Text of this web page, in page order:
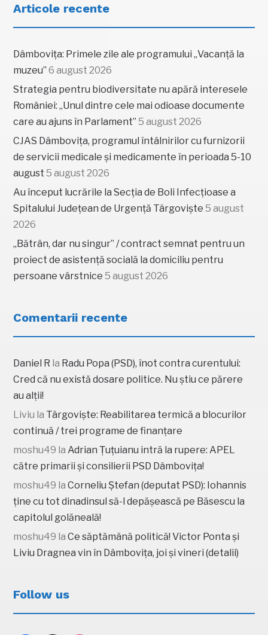
Articole recente
Dâmbovița: Primele zile ale programului „Vacanță la
muzeu” 6 august 2026
Strategia pentru biodiversitate nu apără interesele
României: „Unul dintre cele mai odioase documente
care au ajuns în Parlament” 5 august 2026
CJAS Dâmbovița, programul întâlnirilor cu furnizorii
de servicii medicale și medicamente în perioada 5-10
august 5 august 2026
Au început lucrările la Secția de Boli Infecțioase a
Spitalului Județean de Urgență Târgoviște 5 august
2026
„Bătrân, dar nu singur” / contract semnat pentru un
proiect de asistență socială la domiciliu pentru
persoane vârstnice 5 august 2026
Comentarii recente
Daniel R la Radu Popa (PSD), înot contra curentului:
Cred că nu există dosare politice. Nu știu ce părere
au alții!
Liviu la Târgoviște: Reabilitarea termică a blocurilor
continuă / trei programe de finanțare
moshu49 laAdrian Țuțuianu intră la rupere: APEL
către primarii și consilierii PSD Dâmbovița!
moshu49 laCorneliu Ștefan (deputat PSD): Iohannis
ține cu tot dinadinsul să-l depășească pe Băsescu la
capitolul golăneală!
moshu49 laCe săptămână politică! Victor Ponta și
Liviu Dragnea vin în Dâmbovița, joi și vineri (detalii)
Follow us